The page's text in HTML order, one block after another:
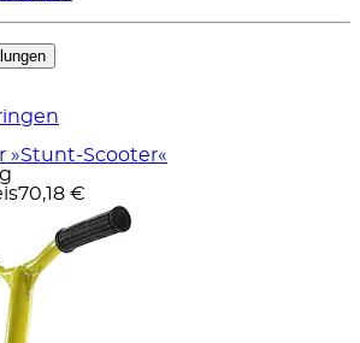
»Stunt-Scooter«
70,18 €